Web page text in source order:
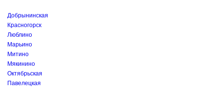
Добрынинская
Красногорск
Люблино
Марьино
Митино
Мякинино
Октябрьская
Павелецкая